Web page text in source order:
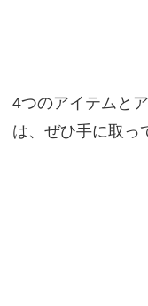
4つのアイテムと
は、ぜひ手に取っ